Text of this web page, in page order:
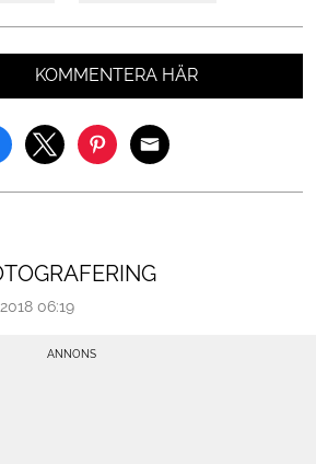
KOMMENTERA HÄR
06:19